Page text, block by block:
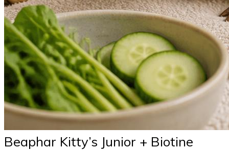
Beaphar Kitty’s Junior + Biotine